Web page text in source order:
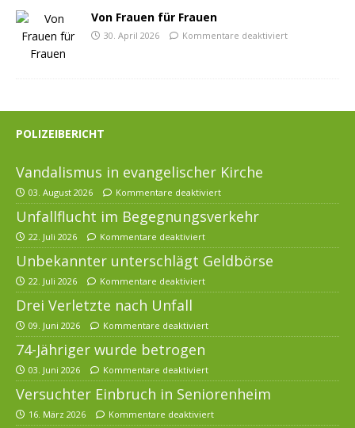
Von Frauen für Frauen
30. April 2026 Kommentare deaktiviert
POLIZEIBERICHT
Vandalismus in evangelischer Kirche
03. August 2026 Kommentare deaktiviert
Unfallflucht im Begegnungsverkehr
22. Juli 2026 Kommentare deaktiviert
Unbekannter unterschlägt Geldbörse
22. Juli 2026 Kommentare deaktiviert
Drei Verletzte nach Unfall
09. Juni 2026 Kommentare deaktiviert
74-Jähriger wurde betrogen
03. Juni 2026 Kommentare deaktiviert
Versuchter Einbruch in Seniorenheim
16. März 2026 Kommentare deaktiviert